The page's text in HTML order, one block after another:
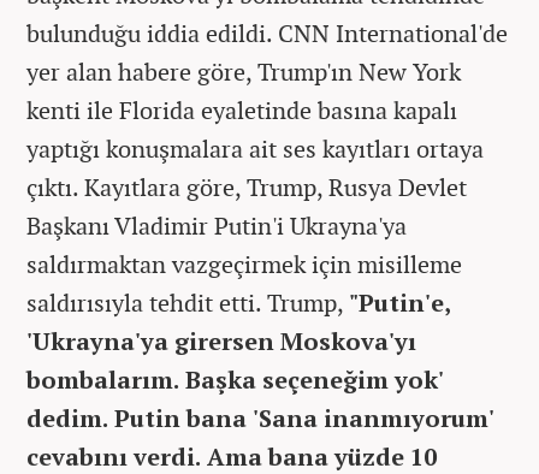
bulunduğu iddia edildi. CNN International'de
yer alan habere göre, Trump'ın New York
kenti ile Florida eyaletinde basına kapalı
yaptığı konuşmalara ait ses kayıtları ortaya
çıktı. Kayıtlara göre, Trump, Rusya Devlet
Başkanı Vladimir Putin'i Ukrayna'ya
saldırmaktan vazgeçirmek için misilleme
saldırısıyla tehdit etti. Trump, "Putin'e,
'Ukrayna'ya girersen Moskova'yı
bombalarım. Başka seçeneğim yok'
dedim. Putin bana 'Sana inanmıyorum'
cevabını verdi. Ama bana yüzde 10